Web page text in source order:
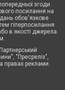
згоди
посилання на
обов'язкове
гіперпосилання
в якості джерела.
"Пресреліз",
правах реклами.